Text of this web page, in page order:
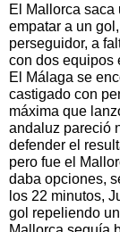
El Mallorca saca
empatar a un
perseguidor, a
con dos equipos
El Málaga se
castigado con
máxima que
andaluz pareció
defender el
pero fue el
daba opciones,
los 22 minutos,
gol repeliendo